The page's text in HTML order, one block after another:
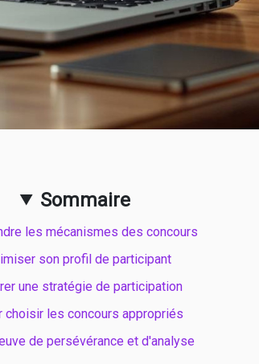
Sommaire
les mécanismes des concours
son profil de participant
une stratégie de participation
choisir les concours appropriés
de persévérance et d'analyse